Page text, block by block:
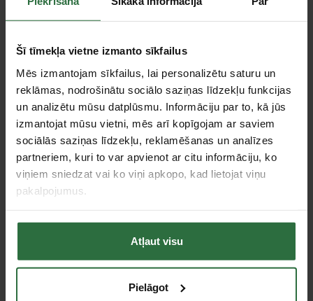
Šī tīmekļa vietne izmanto sīkfailus
Mēs izmantojam sīkfailus, lai personalizētu saturu un
reklāmas, nodrošinātu sociālo saziņas līdzekļu funkcijas
un analizētu mūsu datplūsmu. Informāciju par to, kā jūs
izmantojat mūsu vietni, mēs arī kopīgojam ar saviem
sociālās saziņas līdzekļu, reklamēšanas un analīzes
partneriem, kuri to var apvienot ar citu informāciju, ko
viņiem sniedzat vai ko viņi apkopo, kad lietojat viņu
pakalpojumus.
Atļaut visu
Pielāgot
Urbjmašīna MAKITA